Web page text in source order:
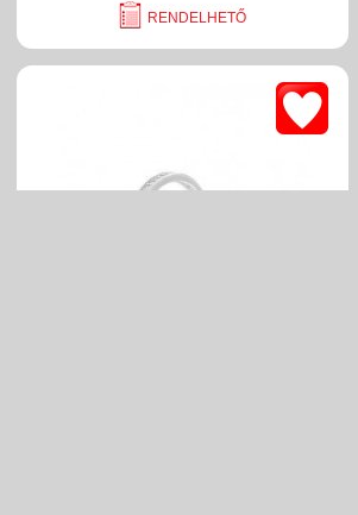
RENDELHETŐ